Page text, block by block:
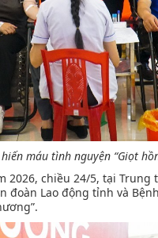
máu tình nguyện “Giọt
chiều 24/5, tại Trung
đoàn Lao động tỉnh và